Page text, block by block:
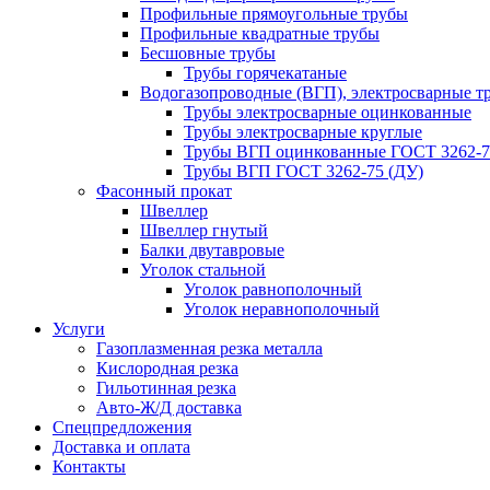
Профильные прямоугольные трубы
Профильные квадратные трубы
Бесшовные трубы
Трубы горячекатаные
Водогазопроводные (ВГП), электросварные
Трубы электросварные оцинкованные
Трубы электросварные круглые
Трубы ВГП оцинкованные ГОСТ 3262-
Трубы ВГП ГОСТ 3262-75 (ДУ)
Фасонный прокат
Швеллер
Швеллер гнутый
Балки двутавровые
Уголок стальной
Уголок равнополочный
Уголок неравнополочный
Услуги
Газоплазменная резка металла
Кислородная резка
Гильотинная резка
Авто-Ж/Д доставка
Спецпредложения
Доставка и оплата
Контакты